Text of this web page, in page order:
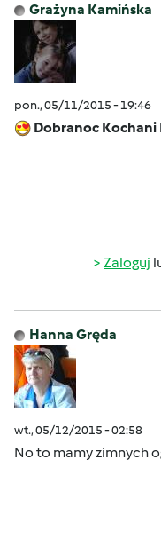
Grażyna Kamińska
pon., 05/11/2015 - 19:46
Dobranoc Kochani
Zaloguj
Hanna Gręda
wt., 05/12/2015 - 02:58
No to mamy zimnych